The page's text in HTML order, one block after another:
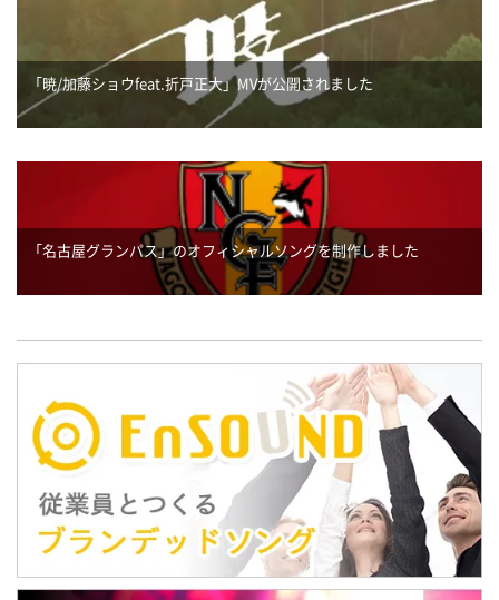
「暁/加藤ショウfeat.折戸正大」MVが公開されました
「名古屋グランパス」のオフィシャルソングを制作しました